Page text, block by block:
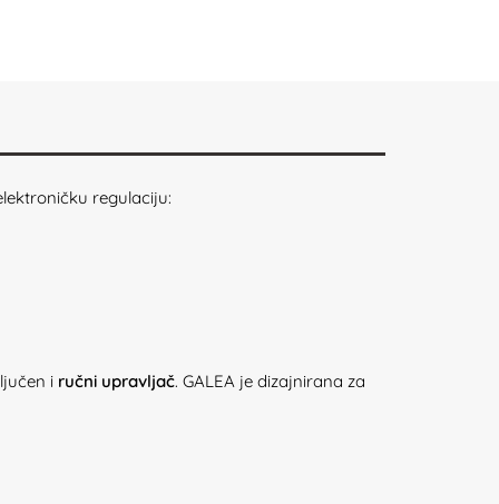
regulaciju:
i ručni upravljač. GALEA je dizajnirana za